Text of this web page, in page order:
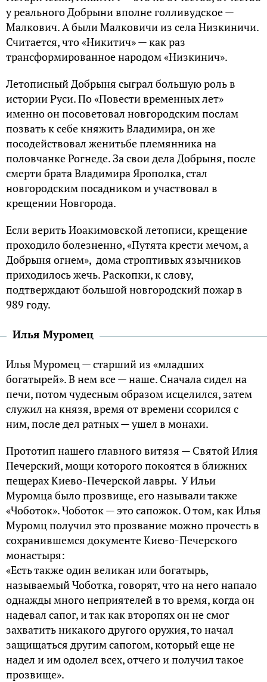
у реального Добрыни вполне голливудское —
Малкович. А были Малковичи из села Низкиничи.
Считается, что «Никитич» — как раз
трансформированное народом «Низкинич».
Летописный Добрыня сыграл большую роль в
истории Руси. По «Повести временных лет»
именно он посоветовал новгородским послам
позвать к себе княжить Владимира, он же
посодействовал женитьбе племянника на
половчанке Рогнеде. За свои дела Добрыня, после
смерти брата Владимира Ярополка, стал
новгородским посадником и участвовал в
крещении Новгорода.
Если верить Иоакимовской летописи, крещение
проходило болезненно, «Путята крести мечом, а
Добрыня огнем», дома строптивых язычников
приходилось жечь. Раскопки, к слову,
подтверждают большой новгородский пожар в
989 году.
Илья Муромец
Илья Муромец — старший из «младших
богатырей». В нем все — наше. Сначала сидел на
печи, потом чудесным образом исцелился, затем
служил на князя, время от времени ссорился с
ним, после дел ратных — ушел в монахи.
Прототип нашего главного витязя — Святой Илия
Печерский, мощи которого покоятся в ближних
пещерах Киево-Печерской лавры. У Ильи
Муромца было прозвище, его называли также
«Чоботок». Чоботок — это сапожок. О том, как Илья
Муромц получил это прозвание можно прочесть в
сохранившемся документе Киево-Печерского
монастыря:
«Есть также один великан или богатырь,
называемый Чоботка, говорят, что на него напало
однажды много неприятелей в то время, когда он
надевал сапог, и так как второпях он не смог
захватить никакого другого оружия, то начал
защищаться другим сапогом, который еще не
надел и им одолел всех, отчего и получил такое
прозвище».